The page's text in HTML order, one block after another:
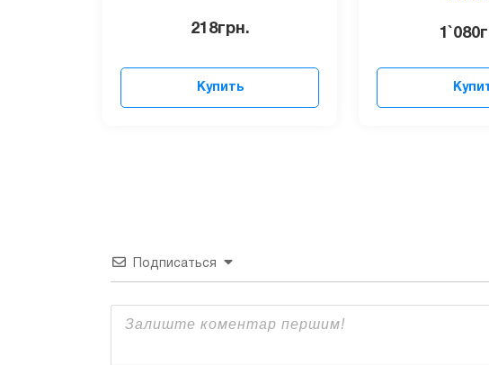
218грн.
Купить
1`080
Подписаться